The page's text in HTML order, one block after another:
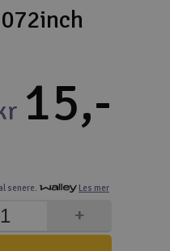
senere. Les mer
15,-
+